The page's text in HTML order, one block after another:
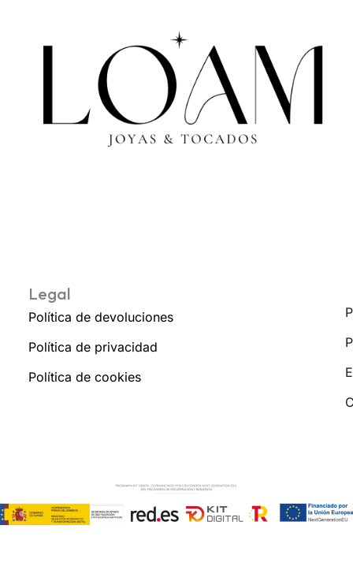
Legal
Política de devoluciones
Política de privacidad
Política de cookies